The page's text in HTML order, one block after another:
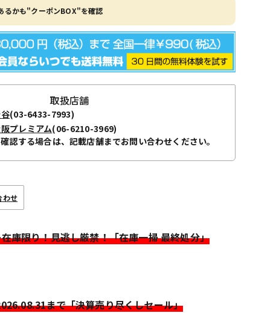
るかも"クーポンBOX"を確認
取扱店舗
(03-6433-7993)
プレミアム(06-6210-3969)
認する場合は、記載店舗までお問い合わせください。
わせ
庫限り！見逃し厳禁！「在庫一掃 最終処分」
まで「決算売り尽くしセール」